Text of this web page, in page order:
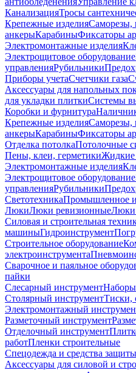
КанализацияТросы
Крепежные изделия
анкерыКарабиныФиксаторы
Электромонтажные изделия
Электрощитовое оборудование
управленияРубильники
Приборы учетаСчетчики газа
Аксессуары для напольных
для укладки плиткиСистемы
Коробки и фурнитура
Крепежные изделия
анкерыКарабиныФиксаторы
Отделка потолкаПотолочные
Пены, клеи, герметикиЖидкие
Электромонтажные изделия
Электрощитовое оборудование
управленияРубильники
СветотехникаПромышленное и
ЛюкиЛюки ревизионныеЛюки
Силовая и строительная
машиныГидроинструмент
Строительное оборудование
электроинструмента
Сварочное и паяльное
пайки
Слесарный инструментНаборы
Столярный инструментТиски,
Электромонтажный
Разметочный инструмент
Отделочный инструмент
работПленки строительные
Спецодежда и средства защиты
Аксессуары для силовой и